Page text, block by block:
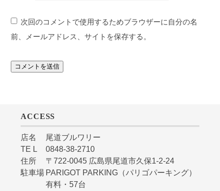
次回のコメントで使用するためブラウザーに自分の名
前、メールアドレス、サイトを保存する。
ACCESS
店名
尾道ブルワリー
TE L
0848-38-2710
住所
〒722-0045 広島県尾道市久保1-2-24
駐車場 PARIGOT PARKING（パリゴパーキング）
有料・57台